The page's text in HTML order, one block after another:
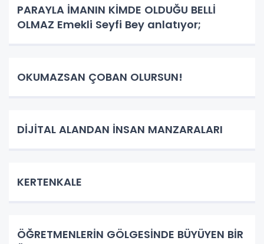
PARAYLA İMANIN KİMDE OLDUĞU BELLİ
OLMAZ Emekli Seyfi Bey anlatıyor;
OKUMAZSAN ÇOBAN OLURSUN!
DİJİTAL ALANDAN İNSAN MANZARALARI
KERTENKALE
ÖĞRETMENLERİN GÖLGESİNDE BÜYÜYEN BİR